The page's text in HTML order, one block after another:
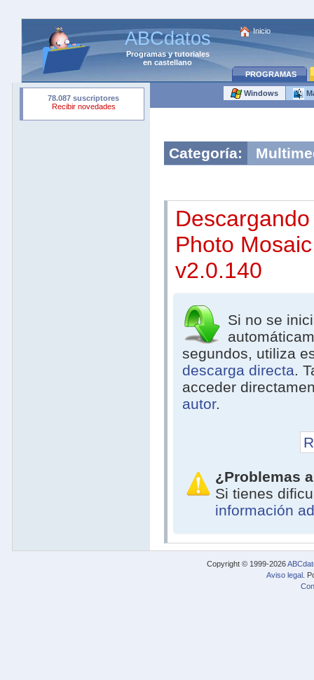
ABCdatos
Programasytutoriales
en castellano
Inicio
PROGRAMAS
Windows
Categoría:
Photo
v2.0.140
Si no se
segundos, utiliza
descarga directa.
acceder
autor.
¿Problemas
Si tienes
información
Copyright © 1999-2026
Aviso legal .